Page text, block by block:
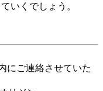
いくでしょう。
にご連絡させていた